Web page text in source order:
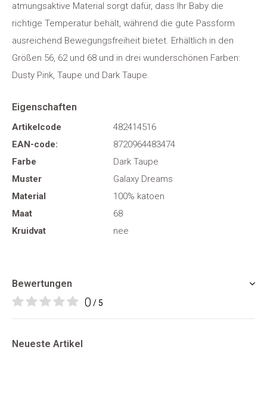
atmungsaktive Material sorgt dafür, dass Ihr Baby die
richtige Temperatur behält, während die gute Passform
ausreichend Bewegungsfreiheit bietet. Erhältlich in den
Größen 56, 62 und 68 und in drei wunderschönen Farben:
Dusty Pink, Taupe und Dark Taupe.
Eigenschaften
Artikelcode
482414516
EAN-code:
8720964483474
Farbe
Dark Taupe
Muster
Galaxy Dreams
Material
100% katoen
Maat
68
Kruidvat
nee
Bewertungen
0 / 5
Neueste Artikel